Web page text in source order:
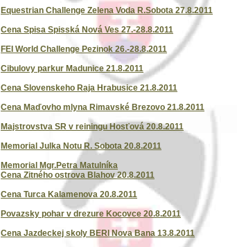
Equestrian Challenge Zelena Voda R.Sobota 27.8.2011
Cena Spisa Spisská Nová Ves 27.-28.8.2011
FEI World Challenge Pezinok 26.-28.8.2011
Cibulovy parkur Madunice 21.8.2011
Cena Slovenskeho Raja Hrabusice 21.8.2011
Cena Maďovho mlyna Rimavské Brezovo 21.8.2011
Majstrovstva SR v reiningu Hosťová 20.8.2011
Memorial Julka Notu R. Sobota 20.8.2011
Memorial Mgr.Petra Matulníka
Cena Zitného ostrova Blahov 20.8.2011
Cena Turca Kalamenova 20.8.2011
Povazsky pohar v drezure Kocovce 20.8.2011
Cena Jazdeckej skoly BERI Nova Bana 13.8.2011